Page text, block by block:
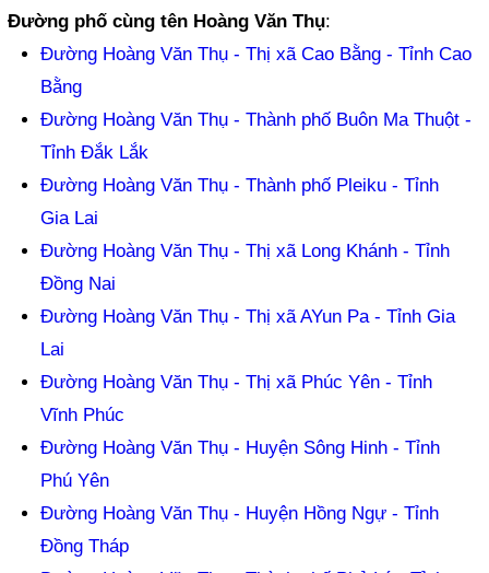
Đường phố cùng tên Hoàng Văn Thụ:
Đường Hoàng Văn Thụ - Thị xã Cao Bằng - Tỉnh Cao
Bằng
Đường Hoàng Văn Thụ - Thành phố Buôn Ma Thuột -
Tỉnh Đắk Lắk
Đường Hoàng Văn Thụ - Thành phố Pleiku - Tỉnh
Gia Lai
Đường Hoàng Văn Thụ - Thị xã Long Khánh - Tỉnh
Đồng Nai
Đường Hoàng Văn Thụ - Thị xã AYun Pa - Tỉnh Gia
Lai
Đường Hoàng Văn Thụ - Thị xã Phúc Yên - Tỉnh
Vĩnh Phúc
Đường Hoàng Văn Thụ - Huyện Sông Hinh - Tỉnh
Phú Yên
Đường Hoàng Văn Thụ - Huyện Hồng Ngự - Tỉnh
Đồng Tháp